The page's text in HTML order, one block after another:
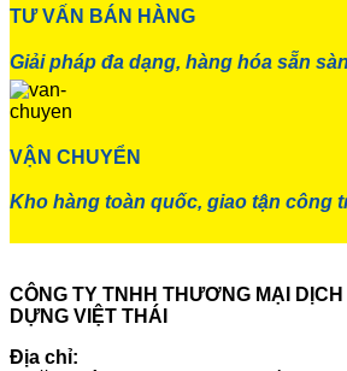
TƯ VẤN BÁN HÀNG
Giải pháp đa dạng, hàng hóa sẵn
VẬN CHUYỂN
Kho hàng toàn quốc, giao tận công
CÔNG TY TNHH THƯƠNG MẠI
DỰNG VIỆT THÁI
Địa chỉ: